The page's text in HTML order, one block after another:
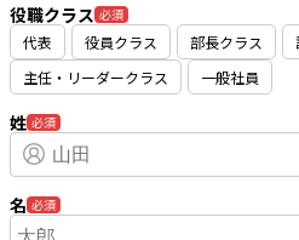
役職クラス 必須
代表 役員クラス 部長クラス
主任・リーダークラス
一般社員
姓 必須
名 必須